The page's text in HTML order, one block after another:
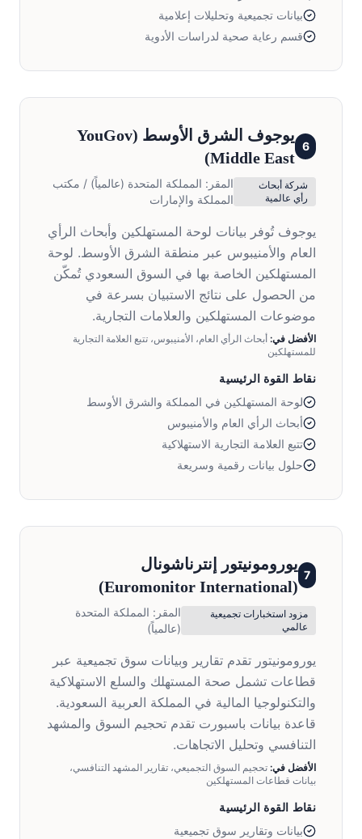
بيانات تجميعية وتحليلات إعلامية
قسم رعاية صحية لدراسات الأدوية
6
يوجوف الشرق الأوسط (
YouGov
Middle East
)
شركة أبحاث
رأي عالمية
المقر: المملكة المتحدة (عالمياً) / مكتب
المملكة والإمارات
يوجوف تُوفر بيانات لوحة المستهلكين وأبحاث الرأي
العام والأمنيبوس عبر منطقة الشرق الأوسط. لوحة
المستهلكين الخاصة بها في السوق السعودي تُمكّن
من الحصول على نتائج الاستبيان بسرعة في
موضوعات المستهلكين والعلامات التجارية.
الأفضل في: أبحاث الرأي العام، الأمنيبوس، تتبع العلامة التجارية
للمستهلكين
نقاط القوة الرئيسية
لوحة المستهلكين في المملكة والشرق الأوسط
أبحاث الرأي العام والأمنيبوس
تتبع العلامة التجارية الاستهلاكية
حلول بيانات رقمية وسريعة
7
يورومونيتور إنترناشونال
(
Euromonitor International
)
مزود استخبارات تجميعية
عالمي
المقر: المملكة المتحدة
(عالمياً)
يورومونيتور تقدم تقارير وبيانات سوق تجميعية عبر
قطاعات تشمل صحة المستهلك والسلع الاستهلاكية
والتكنولوجيا المالية في المملكة العربية السعودية.
قاعدة بيانات باسبورت تقدم تحجيم السوق والمشهد
التنافسي وتحليل الاتجاهات.
الأفضل في: تحجيم السوق التجميعي، تقارير المشهد التنافسي،
بيانات قطاعات المستهلكين
نقاط القوة الرئيسية
بيانات وتقارير سوق تجميعية